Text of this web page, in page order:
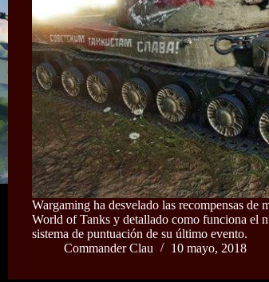
Wargaming ha desvelado las recompensas de
World of Tanks y detallado como funciona el
sistema de puntuación de su último evento.
Commander Clau
10 mayo, 2018